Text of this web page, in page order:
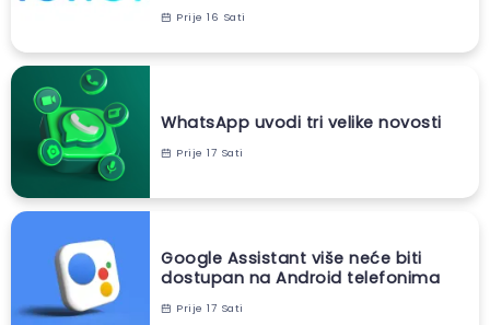
Prije 16 Sati
WhatsApp uvodi tri velike novosti
Prije 17 Sati
Google Assistant više neće biti
dostupan na Android telefonima
Prije 17 Sati